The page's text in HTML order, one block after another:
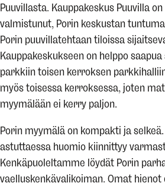
Puuvillasta. Kauppakeskus Puuvilla
valmistunut, Porin keskustan
Porin puuvillatehtaan tiloissa
Kauppakeskukseen on helppo
parkkiin toisen kerroksen
myös toisessa kerroksessa, joten
myymälään ei kerry paljon.
Porin myymälä on kompakti ja
astuttaessa huomio kiinnittyy
Kenkäpuoleltamme löydät Porin
vaelluskenkävalikoiman. Omat